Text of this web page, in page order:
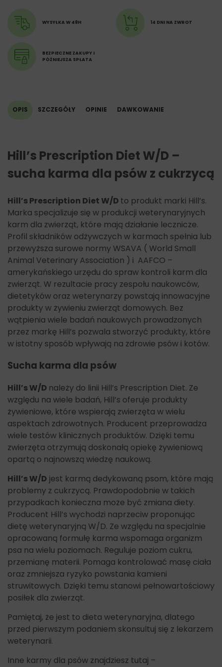
(mangan) 7,9 mg, 3b603 (cynk) 134 mg, 3b801 (selen) 0,2
mg, z naturalnym przeciwutleniaczem. Energia
metaboliczna (obliczona): 13,3 MJ/kg.
WYSYŁKA W 48H 14 DNI NA ZWROT
BEZPIECZNE ZAKUPY I
PÓŹNIEJSZA SPŁATA
OPIS SZCZEGÓŁY OPINIE DAWKOWANIE
Hill’s Prescription Diet W/D –
sucha karma dla psów z cukrzycą
Hill’s Prescription Diet W/D to produkt marki Hill’s.
Marka specjalizuje się w produkcji weterynaryjnych
karm dla zwierząt, które mają działanie lecznicze.
Profil składników odżywczych w karmach spełnia lub
przewyższa surowe normy WSAVA ( World Small
Animal Veterinary Association ) i AAFCO –
amerykańskiego urzędu do spraw kontroli karm dla
zwierząt. W rezultacie pracy zespołu naukowców,
dietetyków oraz weterynarzy powstają innowacyjne
produkty w żywieniu zwierząt domowych. Bez
wątpienia wiele badań naukowych prowadzonych
przez markę Hill’s pozwala stworzyć produkty, które
w istotny sposób wpływają na zdrowie psów i kotów.
Sucha karma dla psów
Hill’s W/D należy do linii Hill’s Prescription Diet. Ze
względu na wiele badań, Hill’s oferuje produkty
żywieniowe, które wspierają zwierzęta w wielu
aspektach zdrowotnych. Producent przeprowadza
wiele testów klinicznych produktów. Dzięki temu
zwierzęta otrzymują doskonałą opiekę żywieniową
opartą o najnowszą wiedzę naukową.
Hill’s W/D jest karmą dedykowaną psom, które mają
problemy z cukrzycą. Prawdopodobnie w takich
przypadkach konieczna może być zmiana diety.
Producent Hill’s wychodzi naprzeciw proponując
dietę weterynaryjną W/D. Ze względu na specjalnie
opracowaną formułę karma wspomaga organizm
psa na wielu poziomach. Reguluje poziom cukru,
przemianę materii. Pomaga kontrolować masę ciała
oraz zmniejsza ryzyko powstania kamieni
struwitowych. Dzięki temu stanowi pełnowartościowy
posiłek dla zwierząt.
Pamiętaj, że jest to dieta weterynaryjna, dlatego
przed pierwszym podaniem skonsultuj się z lekarzem
weterynarii.
Inne karmy dla psów znajdziesz tutaj –